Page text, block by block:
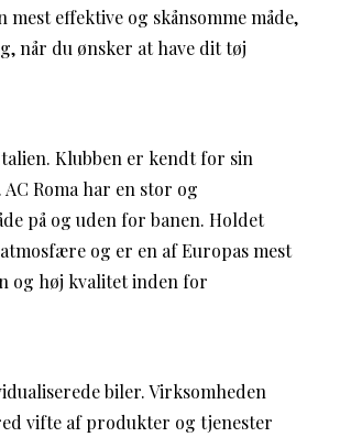
effektive og skånsomme måde,
når du ønsker at have dit tøj
Klubben er kendt for sin
Roma har en stor og
på og uden for banen. Holdet
og er en af Europas mest
og høj kvalitet inden for
biler. Virksomheden
vifte af produkter og tjenester